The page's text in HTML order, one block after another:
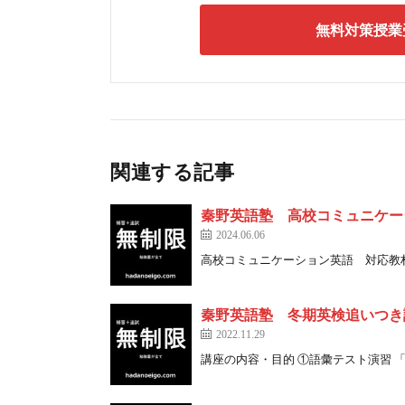
無料対策授
関連する記事
秦野英語塾 高校コミュニケ
2024.06.06
高校コミュニケーション英語 対応
秦野英語塾 冬期英検追いつき
2022.11.29
講座の内容・目的 ①語彙テスト演習